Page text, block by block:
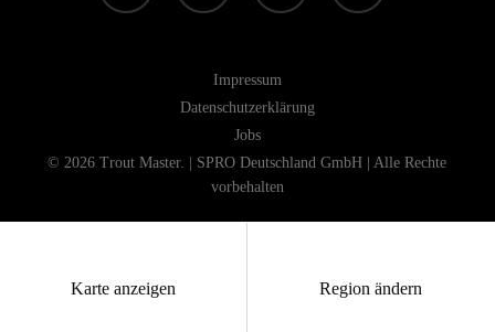
Karte anzeigen Region ändern
Impressum
Datenschutzerklärung
Jobs
© 2026 Trout Master. | SPRO Deutschland GmbH | Alle Rechte
vorbehalten